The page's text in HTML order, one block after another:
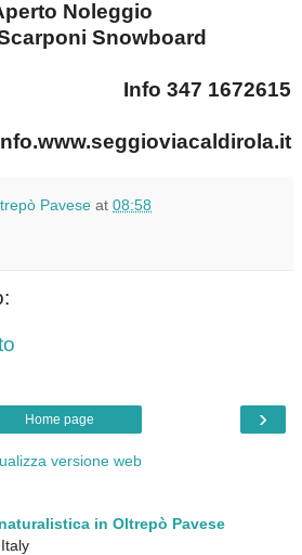
Noleggio
Snowboard
Info 347 1672615
Pavese at 08:58
›
Home page
versione web
in Oltrepò Pavese